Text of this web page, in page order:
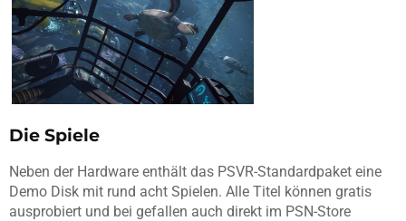
Die Spiele
Neben der Hardware enthält das PSVR-Standardpaket eine
Demo Disk mit rund acht Spielen. Alle Titel können gratis
ausprobiert und bei gefallen auch direkt im PSN-Store